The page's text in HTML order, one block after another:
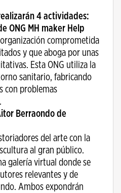
4 actividades:
ONG MH maker Help
comprometida
y que aboga por unas
Esta ONG utiliza la
sanitario, fabricando
con problemas
Berraondo de
del arte con la
al gran público.
galería virtual donde se
relevantes y de
Ambos expondrán